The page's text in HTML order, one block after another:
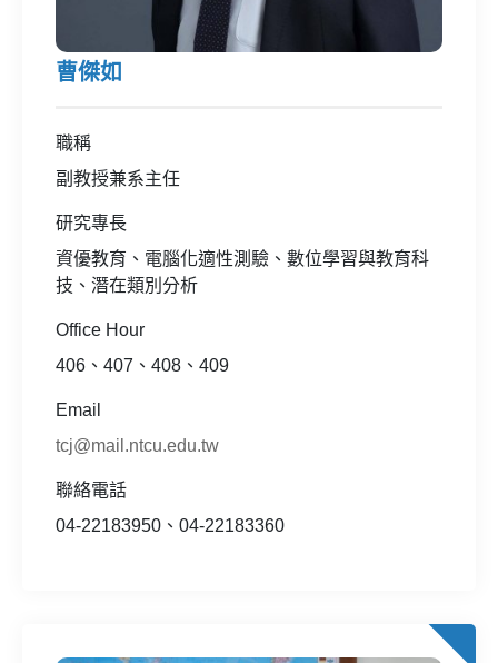
曹傑如
職稱
副教授兼系主任
研究專長
資優教育、電腦化適性測驗、數位學習與教育科
技、潛在類別分析
Office Hour
406、407、408、409
Email
tcj@mail.ntcu.edu.tw
聯絡電話
04-22183950、04-22183360